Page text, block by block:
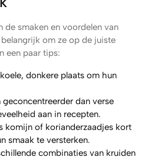
smaken en voordelen van
om ze op de juiste
een paar tips:
donkere plaats om hun
dan verse
aan in recepten.
komijn of korianderzaadjes kort
smaak te versterken.
combinaties van kruiden